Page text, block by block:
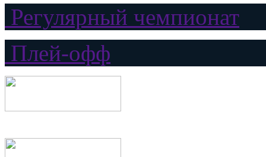
Регулярный чемпионат
Плей-офф